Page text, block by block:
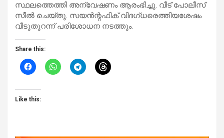
സ്ഥലത്തെത്തി അന്വേഷണം ആരംഭിച്ചു. വീട് പോലീസ്
സീൽ ചെയ്‌തു. സയൻന്റഫിക് വിദഗ്‌ധരെത്തിയശേഷം
വീടുതുറന്ന് പരിശോധന നടത്തും.
Share this:
Like this: